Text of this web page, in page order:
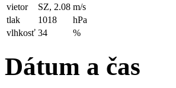
vietor SZ, 2.08 m/s
tlak
1018
hPa
vlhkosť 34 %
Dátum a čas